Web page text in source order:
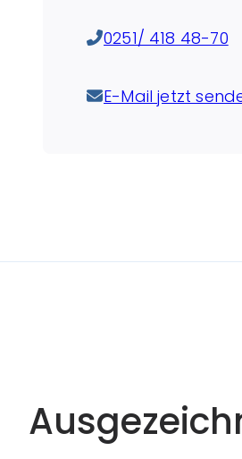
0251/ 418 48-70
E-Mail jetzt